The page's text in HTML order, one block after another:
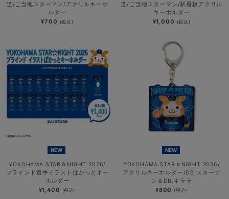
道/ご当地スターマン/アクリルキーホ
ルダー
¥700 (税込)
道/ご当地スターマン/駅看板アクリル
キーホルダー
¥1,000 (税込)
NEW
YOKOHAMA STAR☆NIGHT 2026/
ブラインド選手イラストぱかっとキー
ホルダー
¥1,400 (税込)
NEW
YOKOHAMA STAR☆NIGHT 2026/
アクリルキーホルダー/DB.スターマ
ン＆DB.キララ
¥800 (税込)